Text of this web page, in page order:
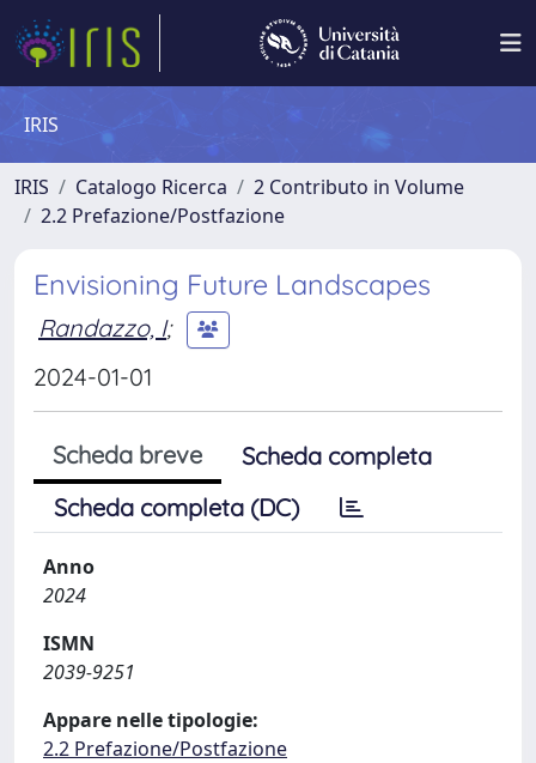
IRIS
IRIS Catalogo Ricerca
2 Contributo in Volume
2.2 Prefazione/Postfazione
Envisioning Future Landscapes
Randazzo, I;
2024-01-01
Scheda breve
Scheda completa
Scheda completa (DC)
Anno
2024
ISMN
2039-9251
Appare nelle tipologie:
2.2 Prefazione/Postfazione